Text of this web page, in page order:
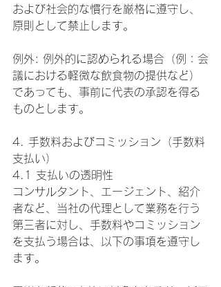
および社会的な慣行を厳格に遵守し、
原則として禁止します。
例外: 例外的に認められる場合（例：会
議における軽微な飲食物の提供など）
であっても、事前に代表の承認を得る
ものとします。
4. 手数料およびコミッション（手数料
支払い）
4.1 支払いの透明性
コンサルタント、エージェント、紹介
者など、当社の代理として業務を行う
第三者に対し、手数料やコミッション
を支払う場合は、以下の事項を遵守し
ます。